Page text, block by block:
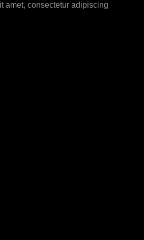
amet, consectetur adipiscing